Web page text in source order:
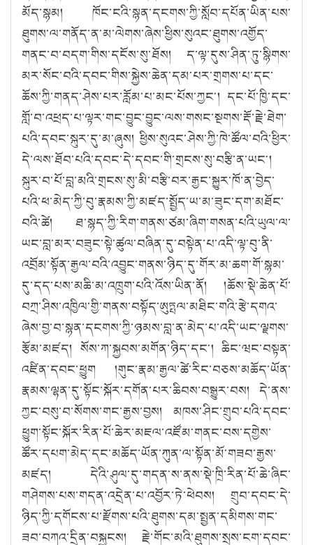
མོད་སྙམ། ཁོང་ངའི་སྙན་དངགས་ཀྱི་སློབ་དཔོན་ཡིན་པས་
ཐུགས་ལ་གནོད་ན་མ་ལེགས་ཞེས་ཕྱིས་སུའང་ཐུགས་འགྱོད་
གནང་བ་བདག་གིས་དངོས་སུ་ཐོས། ད་ལྟ་དུས་ཤིན་ཏུ་སྙིགས་
མར་སོང་བའི་དབང་གིས་སྐྱེས་ཆེན་དམ་པར་གྲགས་པ་དང་
ཆོས་ཀྱི་གནད་ཤེས་པར་རློམ་པ་མང་པོས་ཀྱང༌། དང་པོ་ཁྱི་དང་
གློ་བ་འཕྲད་པ་ལྟར་གང་བྱུང་བྱུང་ལས་གསང་སྔགས་རྡོ་རྗེ་ཐེག་
པའི་དབང་སྐུར་དུ་མ་ཞུས། ཕྱིས་སུའང་ཤེས་ཀྱི་ཁེ་ཚོལ་བའི་ཕྱིར་
དེ་ལས་ཐོབ་པའི་དབང་དེ་དབང་གི་གྲངས་སུ་བརྩི་ན་ཡང༌།
སྐུར་བ་པོ་བླ་མའི་གྲངས་སུ་མི་བརྩི་བར་རྒྱང་སྐྱུར་ཁོ་ན་བྱེད་
པའི་ཕ་མེད་ཀྱི་བུ་རྣམས་ཀྱི་མཛད་སྤྱོད་ཡ་མ་ཟུང་དག་མཐོང་
བའི་ཚེ། ཐ་སྙད་ཀྱི་རིག་གནས་ཙམ་ཞིག་གསན་པའི་ཡུལ་ལ་
ཡང་བླ་མར་བཟུང་སྟེ་ཚུལ་བཞིན་དུ་བསྟེན་པ་འདི་ལྟ་བུ་ནི་
འབྲོམ་སྟོན་རྒྱལ་བའི་འབྱུང་གནས་ཉིད་དུ་གོར་མ་ཆག་གོ་སྙམ་
དུ་དད་པས་མཆི་མ་འཁྲུག་པའི་འོས་ཡིན་ནོ། །ཆོས་སྡེ་ཆེན་པོ་
བཀྲ་ཤིས་འཁྱིལ་གྱི་གནས་བསྟོད་ཨུཏྤལ་མཐིང་གའི་རྩེ་དགའ་
ཞེས་བྱ་བ་སྙན་དངགས་ཀྱི་ཉམས་བླ་ན་མེད་པ་འདི་ཡང་ལྗགས་
རྩོམ་མཛད། སོས་ཀ་སྐྱབས་མགོན་ཉིད་དང༌། ཆིང་ཝང་བསྟན་
འཛིན་དབང་ཕྱུག །གུང་རྣམ་རྒྱལ་ཚེ་རིང་བཅས་མཆོད་ཡོན་
རྣམས་ལྷན་དུ་སྟོང་སྐོར་དགོན་པར་ཆིབས་བསྒྱུར་བས། དེ་ནས་
ཀྱང་བསུ་བ་སོགས་གང་རྒྱས་བྱས། མཁས་ཤིང་གྲུབ་པའི་དབང་
ཕྱུག་སྟོང་སྐོར་རིན་པོ་ཆེར་མཇལ་འཛོམ་གནང་བས་དགྱེས་
ཚོར་དཔག་མེད་དང་མཆོད་ཡོན་ཀུན་ལ་སྟོན་མོ་གཟབ་རྒྱས་
མཛད། དེའི་ཤུལ་དུ་གདན་ས་ནས་སྡེ་ཁྲི་རིན་པོ་ཆེ་ཞིང་
གཤེགས་པས་གདན་འདྲེན་པ་འབྱོར་ཏེ་ཕེབས། གྲུབ་དབང་དེ་
ཉིད་ཀྱི་དགོངས་པ་རྫོགས་པའི་ཐུགས་དམ་སྤྱན་དམིགས་གང་
ཟབ་བཀའ་དྲིན་བསྐྱངས། རྗེ་གོང་མའི་ཐུགས་སྲས་ངག་དབང་